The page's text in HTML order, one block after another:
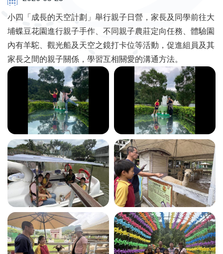
小四「成長的天空計劃」舉行親子日營，家長及同學前往大
埔蝶豆花園進行親子手作、不同親子農莊定向任務、體驗園
內有羊駝、觀光船及天空之鏡打卡位等活動，促進組員及其
家長之間的親子關係，學習互相關愛的溝通方法。